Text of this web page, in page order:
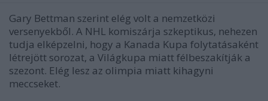
Gary Bettman szerint elég volt a nemzetközi
versenyekből. A NHL komiszárja szkeptikus, nehezen
tudja elképzelni, hogy a Kanada Kupa folytatásaként
létrejött sorozat, a Világkupa miatt félbeszakítják a
szezont. Elég lesz az olimpia miatt kihagyni
meccseket.